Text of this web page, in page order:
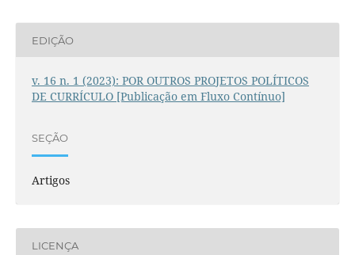
EDIÇÃO
v. 16 n. 1 (2023): POR OUTROS PROJETOS POLÍTICOS
DE CURRÍCULO [Publicação em Fluxo Contínuo]
SEÇÃO
Artigos
LICENÇA